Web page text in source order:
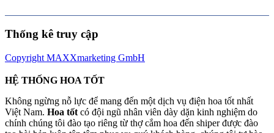
Thống kê truy cập
Copyright MAXXmarketing GmbH
HỆ THỐNG HOA TỐT
Không ngừng nỗ lực để mang đến một dịch vụ điện hoa tốt nhất
Việt Nam. Hoa tốt có đội ngũ nhân viên dày dặn kinh nghiệm do
chính chúng tôi đào tạo riêng từ thợ cắm hoa đến shiper được đào